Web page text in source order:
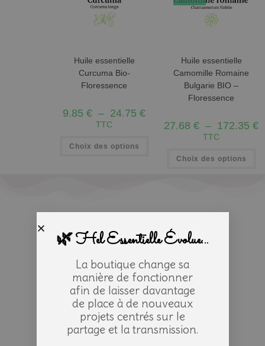
Huile essentielle
Curcuma Bio-
Floressence
9.85€ – 24.75€
TTC
Choix des options
Huile essentielle
Camomille Romaine
Bulgarie BIO –
Floressence
27.68€ – 172.35€
TTC
Choix des options
🌿 Hel Essentielle Évolue...
La boutique change sa
manière de fonctionner
afin de laisser davantage
de place à de nouveaux
projets centrés sur le
partage et la transmission.